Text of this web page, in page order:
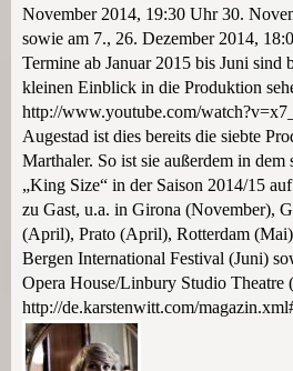
November 2014, 19:30 Uhr 30.
sowie am 7., 26. Dezember 2014,
Termine ab Januar 2015 bis Juni sind
kleinen Einblick in die Produktion
http://www.youtube.com/
Augestad ist dies bereits die siebte
Marthaler. So ist sie außerdem in dem
„King Size“ in der Saison 2014/15
zu Gast, u.a. in Girona (November),
(April), Prato (April), Rotterdam
Bergen International Festival (Juni)
Opera House/Linbury Studio Theatre
http://de.karstenwitt.com/